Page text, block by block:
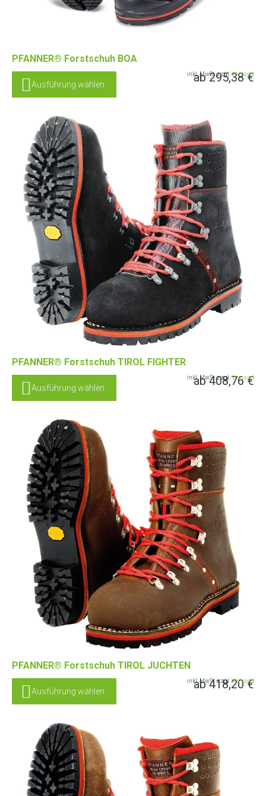
PFANNER® Forstschuh BOA
ab295,38€
inkl. MwSt. zzgl. Versand
Ausführung wählen
PFANNER® Forstschuh TIROL FIGHTER
ab408,76€
inkl. MwSt. zzgl. Versand
Ausführung wählen
PFANNER® Forstschuh TIROL JUCHTEN
ab418,20€
inkl. MwSt. zzgl. Versand
Ausführung wählen